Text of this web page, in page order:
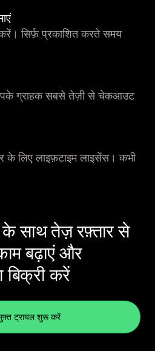
सिर्फ़ प्रकाशित करते समय
ग्राहक सबसे तेज़ी से चेकआउट
के लिए लाइफ़टाइम लाइसेंस। कभी
साथ तेज़ रफ़्तार से
बढ़ाएं और
बिक्री करें
ट्रायल शुरू करें